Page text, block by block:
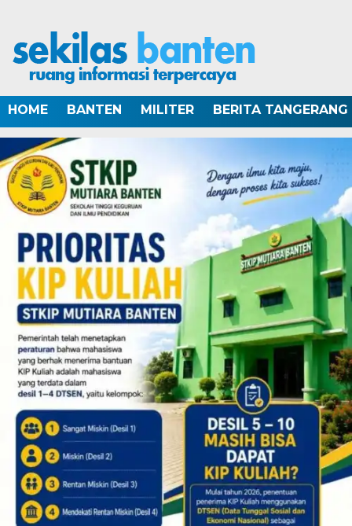
HOME BANTEN MILITER BERITA TANGERANG